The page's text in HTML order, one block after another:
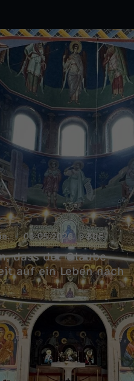
03.05.2026 ZDF
dass der Glaube
auf ein Leben nach